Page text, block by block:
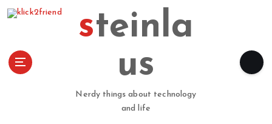
steinla
us
Nerdy things about technology
and life